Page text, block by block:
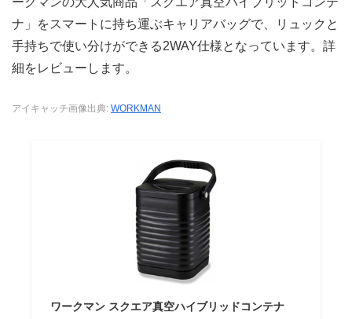
ナ」をスマートに持ち運ぶキャリアバッグで、リュックと
手持ちで使い分けができる2WAY仕様となっています。詳
細をレビューします。
アイキャッチ画像出典: WORKMAN
ワークマン スクエア真空ハイブリッドコンテナ